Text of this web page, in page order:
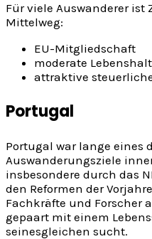
Für viele Auswanderer ist
Mittelweg:
EU-Mitgliedschaft
moderate
attraktive
Portugal
Portugal war lange eines
Auswanderungsziele
insbesondere durch das
den Reformen der
Fachkräfte und Forscher
gepaart mit einem
seinesgleichen sucht.